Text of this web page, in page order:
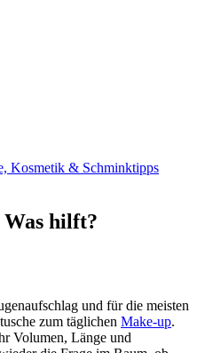
hilft?
und für die meisten
zum täglichen Make-up.
Volumen, Länge und